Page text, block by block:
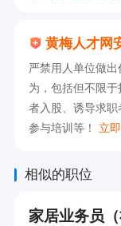
黄梅人才网
严禁用人单位做
为，包括但不限
者入股、诱导求
参与培训等！ 立
相似的职位
家居业务员（